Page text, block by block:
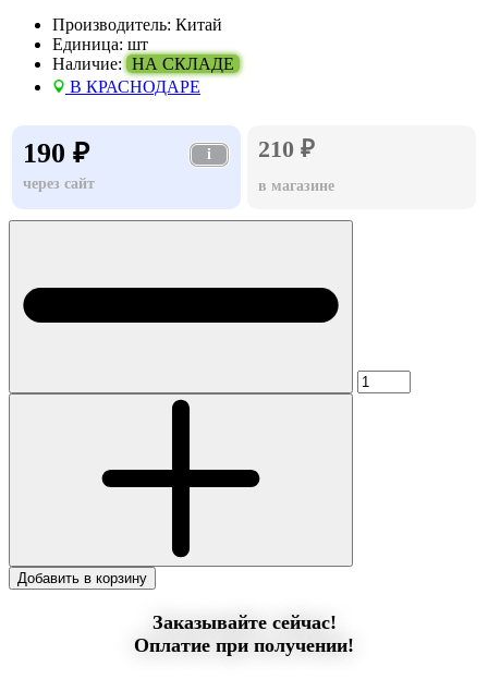
Производитель: Китай
Единица: шт
Наличие: НА СКЛАДЕ
В КРАСНОДАРЕ
190 ₽
i
через сайт
210 ₽
в магазине
Добавить в корзину
Заказывайте сейчас!
Оплатие при получении!